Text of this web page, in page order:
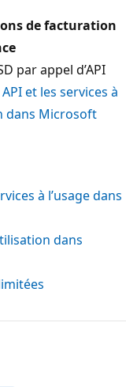
de facturation
par appel d’API
et les services à
dans Microsoft
à l’usage dans
dans